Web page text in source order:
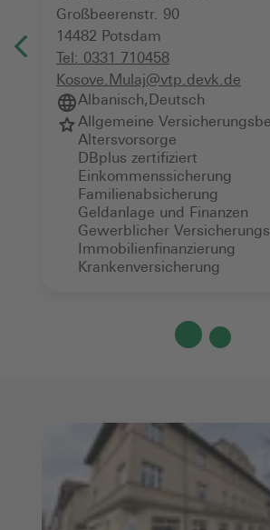
Großbeerenstr. 90
14482 Potsdam
Tel: 0331 710458
Kosove.Mulaj@vtp.devk.de
Albanisch,Deutsch
Allgemeine
Altersvorsorge
DBplus zertifiziert
Einkommenssicherung
Familienabsicherung
Geldanlage und Finanzen
Gewerblicher
Immobilienfinanzierung
Krankenversicherung